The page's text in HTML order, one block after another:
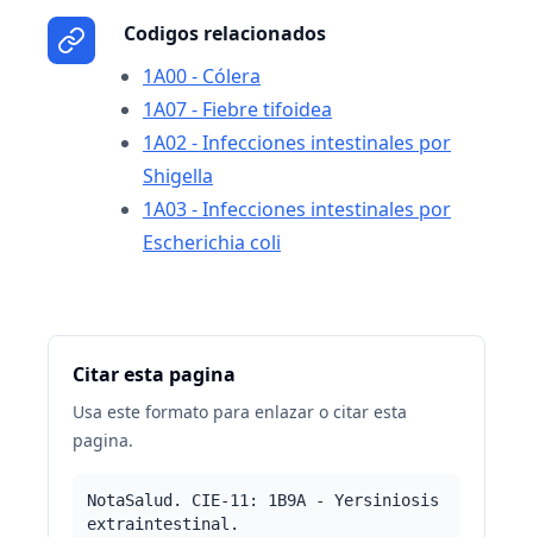
Codigos relacionados
1A00 - Cólera
1A07 - Fiebre tifoidea
1A02 - Infecciones intestinales por
Shigella
1A03 - Infecciones intestinales por
Escherichia coli
Citar esta pagina
Usa este formato para enlazar o citar esta
pagina.
NotaSalud. CIE-11: 1B9A - Yersiniosis
extraintestinal.